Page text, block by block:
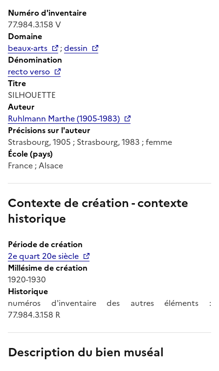
Numéro d'inventaire
77.984.3.158 V
Domaine
beaux-arts
;dessin
Dénomination
recto verso
Titre
SILHOUETTE
Auteur
Ruhlmann Marthe (1905-1983)
Précisions sur l'auteur
Strasbourg, 1905 ; Strasbourg, 1983 ; femme
École (pays)
France ; Alsace
Contexte de création - contexte
historique
Période de création
2e quart 20e siècle
Millésime de création
1920-1930
Historique
numéros d'inventaire des autres éléments :
77.984.3.158 R
Description du bien muséal